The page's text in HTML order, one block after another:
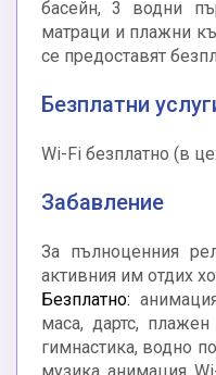
басейн, 3 водни
матраци и плажни
се предоставят
Безплатни
Wi-Fi безплатно (в
Забавление
За пълноценния
активния им отдих
Безплатно:
маса, дартс,
гимнастика, водно